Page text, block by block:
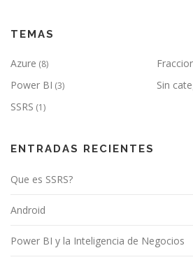
TEMAS
Azure (8)
Power BI (3) Sin
SSRS (1)
ENTRADAS RECIENTES
Que es SSRS?
Android
Power BI y la Inteligencia de Negocios